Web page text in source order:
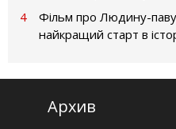
4
Фільм про Людину-
найкращий старт в
Архив